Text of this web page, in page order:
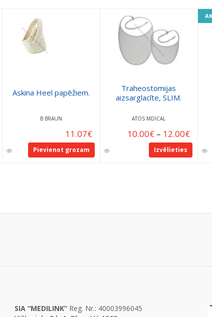
Askina Heel papēžiem.
B BRAUN
11.07€
Pievienot grozam
Traheostomijas
aizsarglacīte, SLIM.
ATOS MDICAL
10.00€– 12.00€
Izvēlieties
SIA “MEDILINK” Reg. Nr.: 40003996045